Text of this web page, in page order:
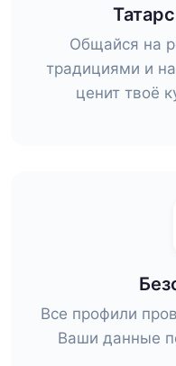
Общайся на
традициями и
ценит твоё
Все профили
Ваши данные